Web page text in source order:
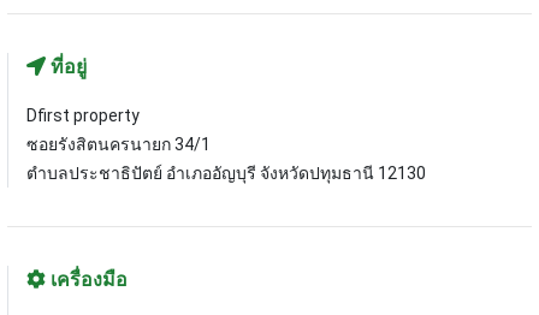
ที่อยู่
Dfirst property
ซอยรังสิตนครนายก 34/1
ตำบลประชาธิปัตย์ อำเภออัญบุรี จังหวัดปทุมธานี 12130
เครื่องมือ